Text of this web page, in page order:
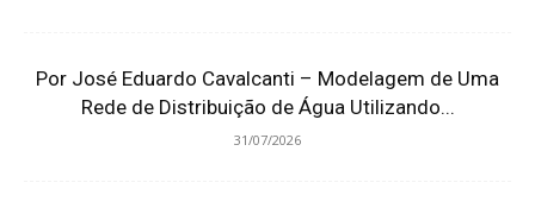
Por José Eduardo Cavalcanti – Modelagem de Uma
Rede de Distribuição de Água Utilizando...
31/07/2026